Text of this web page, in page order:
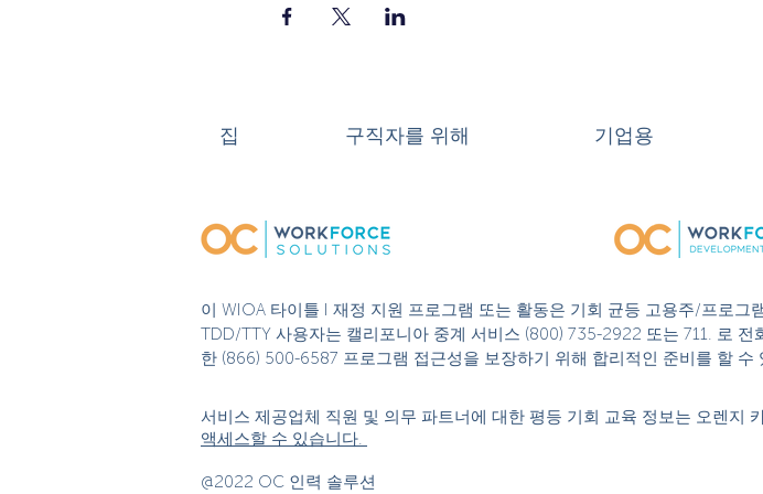
집 구직자를 위해 기업용
이 WIOA 타이틀 I 재정 지원 프로그램 또는 활동은 기회 균등 고용주/프로
TDD/TTY 사용자는 캘리포니아 중계 서비스 (800) 735-2922 또는 711. 로
한 (866) 500-6587 프로그램 접근성을 보장하기 위해 합리적인 준비를 할 수
서비스 제공업체 직원 및 의무 파트너에 대한 평등 기회 교육 정보는 오렌지
액세스할 수 있습니다.
@2022 OC 인력 솔루션